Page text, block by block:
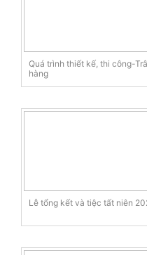
Quá trình thiết kế, thi công-
hàng
Lễ tổng kết và tiệc tất niên